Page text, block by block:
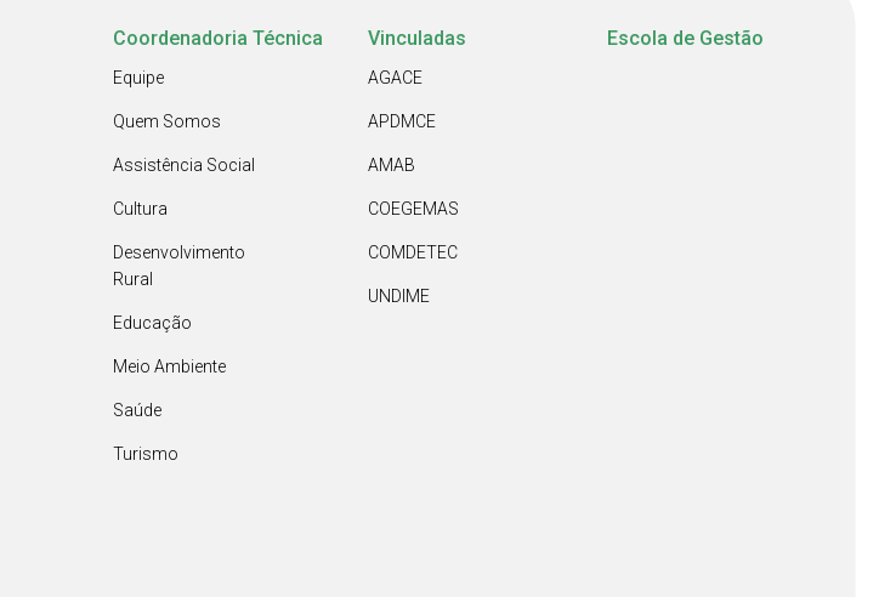
Coordenadoria Técnica
Equipe
Quem Somos
Assistência Social
Cultura
Desenvolvimento
Rural
Educação
Meio Ambiente
Saúde
Turismo
Vinculadas
AGACE
APDMCE
AMAB
COEGEMAS
COMDETEC
UNDIME
Escola de Gestão